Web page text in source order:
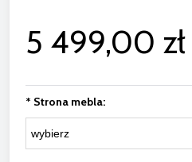
5 499,00 zł
* Strona mebla: